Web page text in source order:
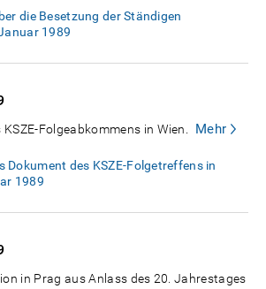
die Besetzung der Ständigen
1989
Folgeabkommens in Wien. Mehr
Dokument des KSZE-Folgetreffens in
1989
in Prag aus Anlass des 20. Jahrestages